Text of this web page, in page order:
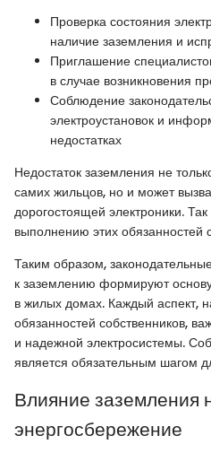
Проверка состояния
наличие заземления и
Приглашение
в случае возникновения
Соблюдение
электроустановок и
недостатках
Недостаток заземления не
самих жильцов, но и может
дорогостоящей электроники. Так
выполнению этих обязанностей
Таким образом,
к заземлению формируют
в жилых домах. Каждый аспект,
обязанностей собственников,
и надежной электросистемы.
является обязательным шагом
Влияние заземления
энергосбережение